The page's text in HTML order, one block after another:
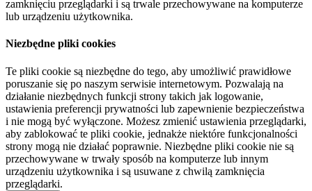
zamknięciu przeglądarki i są trwale przechowywane na komputerze
lub urządzeniu użytkownika.
Niezbędne pliki cookies
Te pliki cookie są niezbędne do tego, aby umożliwić prawidłowe
poruszanie się po naszym serwisie internetowym. Pozwalają na
działanie niezbędnych funkcji strony takich jak logowanie,
ustawienia preferencji prywatności lub zapewnienie bezpieczeństwa
i nie mogą być wyłączone. Możesz zmienić ustawienia przeglądarki,
aby zablokować te pliki cookie, jednakże niektóre funkcjonalności
strony mogą nie działać poprawnie. Niezbędne pliki cookie nie są
przechowywane w trwały sposób na komputerze lub innym
urządzeniu użytkownika i są usuwane z chwilą zamknięcia
przeglądarki.